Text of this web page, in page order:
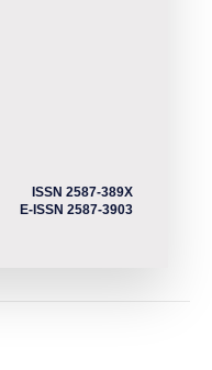
ISSN 2587-389X
E-ISSN 2587-3903